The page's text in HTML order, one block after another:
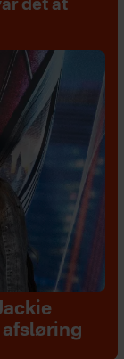
det at
afsløring